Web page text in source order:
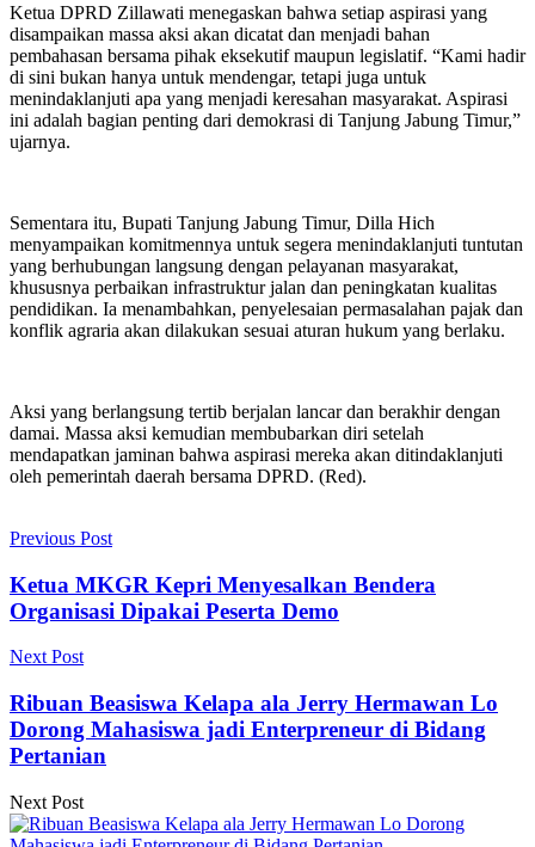
Ketua DPRD Zillawati menegaskan bahwa setiap aspirasi yang
disampaikan massa aksi akan dicatat dan menjadi bahan
pembahasan bersama pihak eksekutif maupun legislatif. “Kami hadir
di sini bukan hanya untuk mendengar, tetapi juga untuk
menindaklanjuti apa yang menjadi keresahan masyarakat. Aspirasi
ini adalah bagian penting dari demokrasi di Tanjung Jabung Timur,”
ujarnya.
Sementara itu, Bupati Tanjung Jabung Timur, Dilla Hich
menyampaikan komitmennya untuk segera menindaklanjuti tuntutan
yang berhubungan langsung dengan pelayanan masyarakat,
khususnya perbaikan infrastruktur jalan dan peningkatan kualitas
pendidikan. Ia menambahkan, penyelesaian permasalahan pajak dan
konflik agraria akan dilakukan sesuai aturan hukum yang berlaku.
Aksi yang berlangsung tertib berjalan lancar dan berakhir dengan
damai. Massa aksi kemudian membubarkan diri setelah
mendapatkan jaminan bahwa aspirasi mereka akan ditindaklanjuti
oleh pemerintah daerah bersama DPRD. (Red).
Previous Post
Ketua MKGR Kepri Menyesalkan Bendera
Organisasi Dipakai Peserta Demo
Next Post
Ribuan Beasiswa Kelapa ala Jerry Hermawan Lo
Dorong Mahasiswa jadi Enterpreneur di Bidang
Pertanian
Next Post